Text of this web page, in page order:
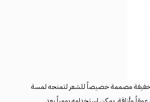
خفيفة مصممة خصيصاً للشعر لتمنحه لمسة